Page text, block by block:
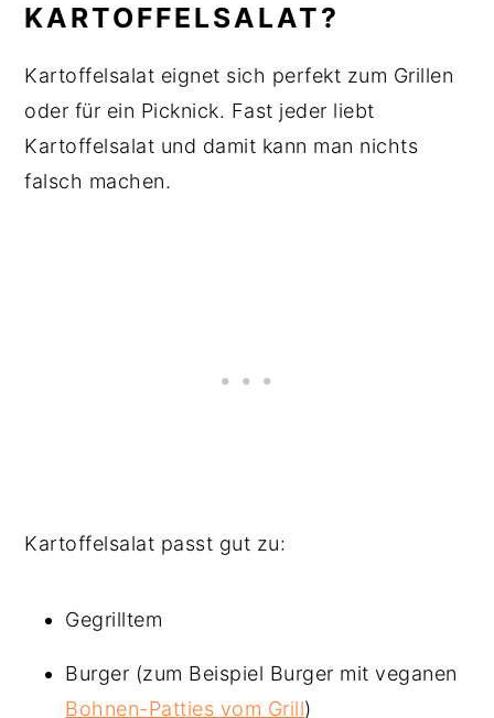
KARTOFFELSALAT?
Kartoffelsalat eignet sich perfekt zum Grillen
oder für ein Picknick. Fast jeder liebt
Kartoffelsalat und damit kann man nichts
falsch machen.
Kartoffelsalat passt gut zu:
Gegrilltem
Burger (zum Beispiel Burger mit veganen
Bohnen-Patties vom Grill)